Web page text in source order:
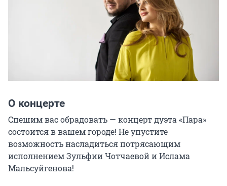
О концерте
Спешим вас обрадовать — концерт дуэта «Пара»
состоится в вашем городе! Не упустите
возможность насладиться потрясающим
исполнением Зульфии Чотчаевой и Ислама
Мальсуйгенова!